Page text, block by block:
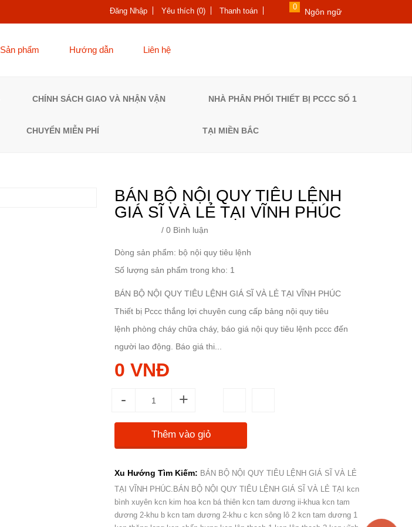
Đăng Nhập Yêu thích (0) Thanh toán 0
Ngôn ngữ
Sản phẩm Hướng dẫn Liên hệ
CHÍNH SÁCH GIAO VÀ NHẬN VẬN
CHUYỂN MIỄN PHÍ
NHÀ PHÂN PHỐI THIẾT BỊ PCCC SỐ 1
TẠI MIỀN BẮC
BÁN BỘ NỘI QUY TIÊU LỆNH
GIÁ SĨ VÀ LẺ TẠI VĨNH PHÚC
/ 0 Bình luận
Dòng sản phẩm: bộ nội quy tiêu lệnh
Số lượng sản phẩm trong kho: 1
BÁN BỘ NỘI QUY TIÊU LỆNH GIÁ SĨ VÀ LẺ TẠI VĨNH PHÚC
Thiết bị Pccc thắng lợi chuyên cung cấp bảng nội quy tiêu
lệnh phòng cháy chữa cháy, báo giá nội quy tiêu lệnh pccc đến
người lao động. Báo giá thi...
0 VNĐ
- +
Thêm vào giỏ
Xu Hướng Tìm Kiếm: BÁN BỘ NỘI QUY TIÊU LỆNH GIÁ SĨ VÀ LẺ
TẠI VĨNH PHÚC.BÁN BỘ NỘI QUY TIÊU LỆNH GIÁ SĨ VÀ LẺ TẠI kcn
bình xuyên kcn kim hoa kcn bá thiên kcn tam dương ii-khua kcn tam
dương 2-khu b kcn tam dương 2-khu c kcn sông lô 2 kcn tam dương 1